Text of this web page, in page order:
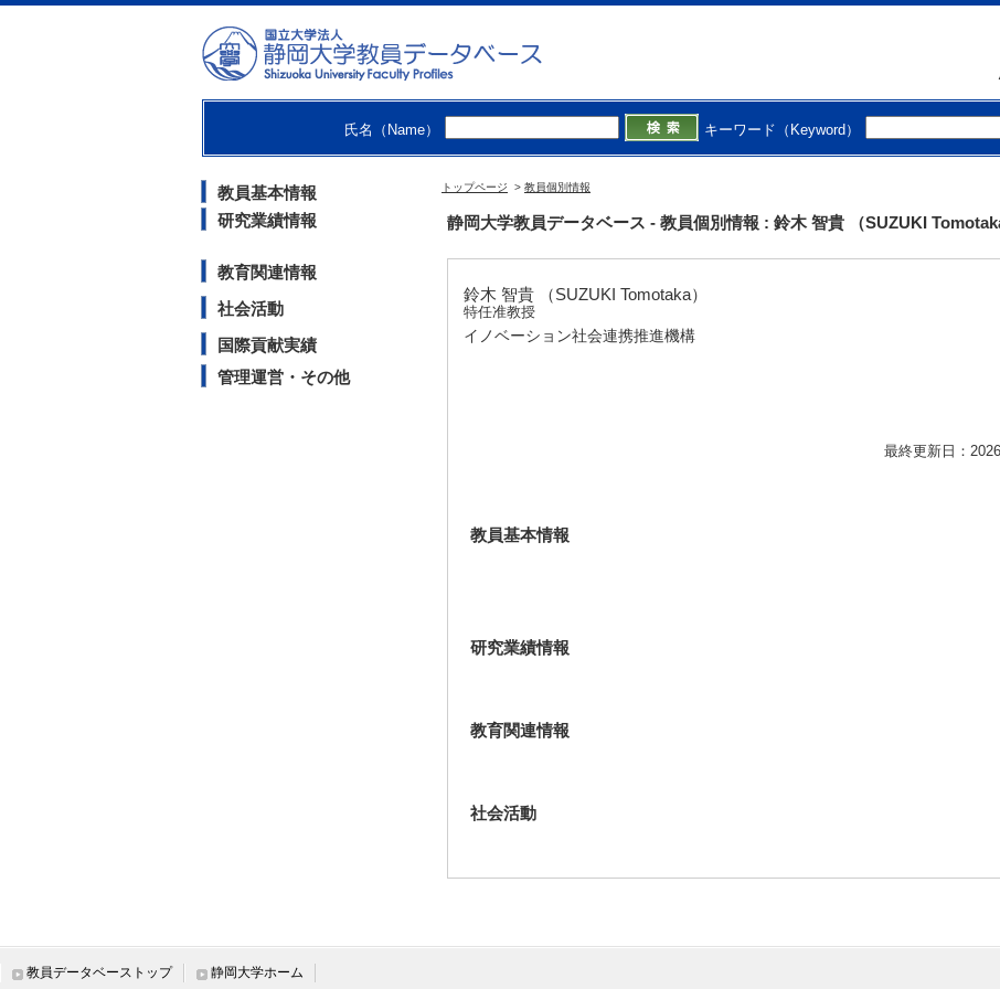
氏名（Name） キーワード（Keyword）
教員基本情報
研究業績情報
教育関連情報
社会活動
国際貢献実績
管理運営・その他
トップページ > 教員個別情報
静岡大学教員データベース - 教員個別情報 : 鈴木 智貴 （SUZUKI
鈴木 智貴 （SUZUKI Tomotaka）
特任准教授
イノベーション社会連携推進機構
最終更新日：
教員基本情報
研究業績情報
教育関連情報
社会活動
教員データベーストップ 静岡大学ホーム